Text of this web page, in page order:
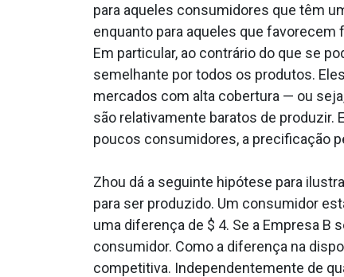
para aqueles consumidores que têm
enquanto para aqueles que
Em particular, ao contrário do que se
semelhante por todos os produtos.
mercados com alta cobertura — ou
são relativamente baratos de produzir.
poucos consumidores, a precificação
Zhou dá a seguinte hipótese para
para ser produzido. Um consumidor
uma diferença de $ 4. Se a Empresa B
consumidor. Como a diferença na
competitiva. Independentemente de